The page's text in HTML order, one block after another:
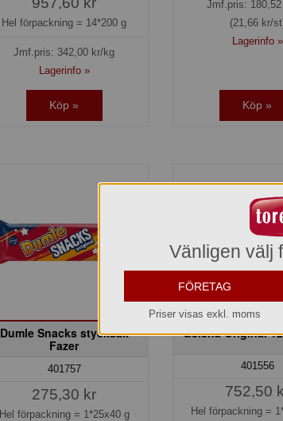
Hel förpackning = 14*200 g
Jmf.pris: 342,00 kr/kg
Lagerinfo »
Köp »
Jmf.pris: 180,52
(21,66 kr/
Lagerinfo »
Köp »
Dumle Snacks stycksak
Fazer
401757
275,30 kr
Hel förpackning = 1*25x40 g
Geisha Original
401556
752,50
Hel förpackning =
Vänligen välj
FÖRETAG
Priser visas exkl. moms